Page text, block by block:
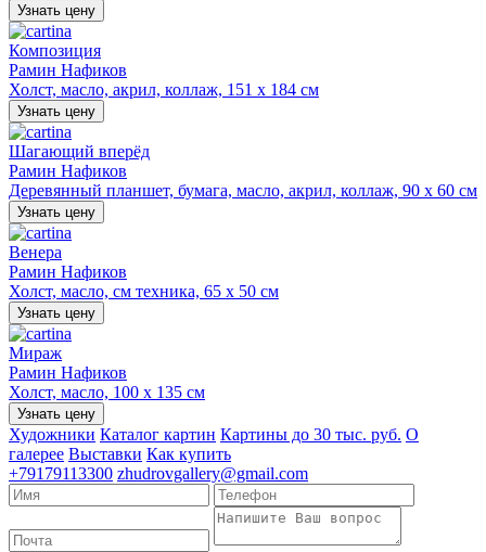
Узнать цену
Композиция
Рамин Нафиков
Холст, масло, акрил, коллаж, 151 х 184 см
Узнать цену
Шагающий вперёд
Рамин Нафиков
Деревянный планшет, бумага, масло, акрил, коллаж, 90 х 60 см
Узнать цену
Венера
Рамин Нафиков
Холст, масло, см техника, 65 х 50 см
Узнать цену
Мираж
Рамин Нафиков
Холст, масло, 100 х 135 см
Узнать цену
Художники Каталог картин Картины до 30 тыс. руб. О
галерее Выставки Как купить
+79179113300 zhudrovgallery@gmail.com